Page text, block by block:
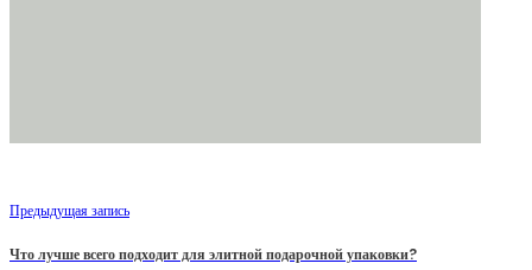
Предыдущая запись
Что лучше всего подходит для элитной подарочной упаковки?